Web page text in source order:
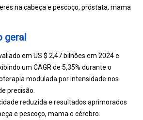
na cabeça e pescoço, próstata, mama
geral
em US $ 2,47 bilhões em 2024 e
um CAGR de 5,35% durante o
modulada por intensidade nos
precisão.
reduzida e resultados aprimorados
e pescoço, mama e cérebro.